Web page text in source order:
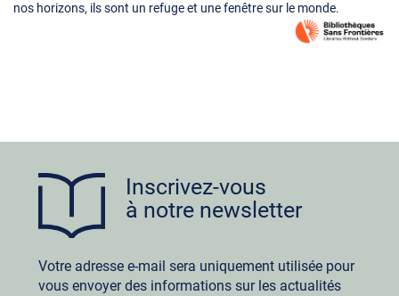
nos horizons, ils sont un refuge et une fenêtre sur le monde.
Inscrivez-vous
à notre newsletter
Votre adresse e-mail sera uniquement utilisée pour
vous envoyer des informations sur les actualités